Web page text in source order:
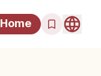
Home